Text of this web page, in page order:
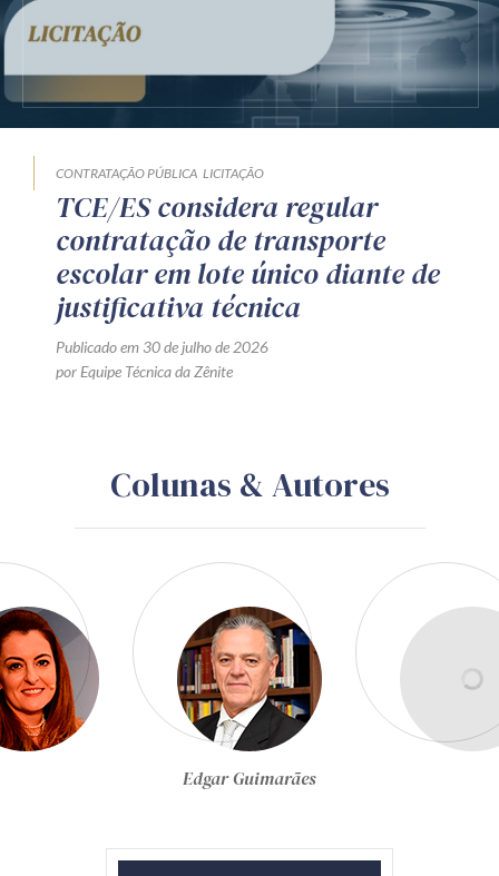
CONTRATAÇÃO PÚBLICA LICITAÇÃO
TCE/ES considera regular
contratação de transporte
escolar em lote único diante de
justificativa técnica
Publicado em 30 de julho de 2026
por Equipe Técnica da Zênite
Colunas & Autores
Egon Bockmann Moreira